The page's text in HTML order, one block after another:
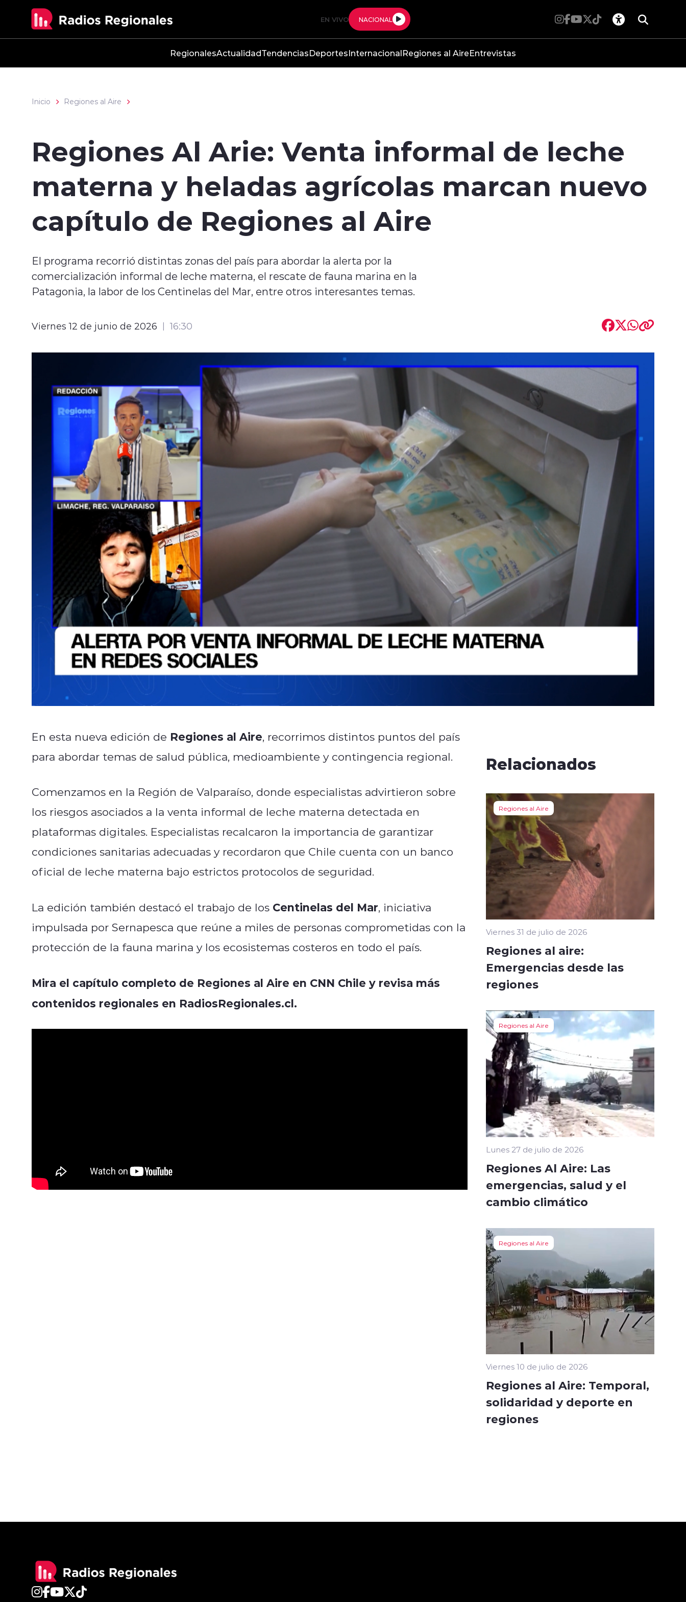
EN VIVO NACIONAL
RegionalesActualidadTendenciasDeportesInternacionalRegiones al AireEntrevistas
Inicio Regiones al Aire
Regiones Al Arie: Venta informal de leche
materna y heladas agrícolas marcan nuevo
capítulo de Regiones al Aire
El programa recorrió distintas zonas del país para abordar la alerta por la
comercialización informal de leche materna, el rescate de fauna marina en la
Patagonia, la labor de los Centinelas del Mar, entre otros interesantes temas.
Viernes 12 de junio de 2026 16:30
En esta nueva edición de Regiones al Aire, recorrimos distintos puntos del país
para abordar temas de salud pública, medioambiente y contingencia regional.
Comenzamos en la Región de Valparaíso, donde especialistas advirtieron sobre
los riesgos asociados a la venta informal de leche materna detectada en
plataformas digitales. Especialistas recalcaron la importancia de garantizar
condiciones sanitarias adecuadas y recordaron que Chile cuenta con un banco
oficial de leche materna bajo estrictos protocolos de seguridad.
La edición también destacó el trabajo de los Centinelas del Mar, iniciativa
impulsada por Sernapesca que reúne a miles de personas comprometidas con la
protección de la fauna marina y los ecosistemas costeros en todo el país.
Mira el capítulo completo de Regiones al Aire en CNN Chile y revisa más
contenidos regionales en RadiosRegionales.cl.
Relacionados
Regiones al Aire
Viernes 31 de julio de 2026
Regiones al aire:
Emergencias desde las
regiones
Regiones al Aire
Lunes 27 de julio de 2026
Regiones Al Aire: Las
emergencias, salud y el
cambio climático
Regiones al Aire
Viernes 10 de julio de 2026
Regiones al Aire: Temporal,
solidaridad y deporte en
regiones